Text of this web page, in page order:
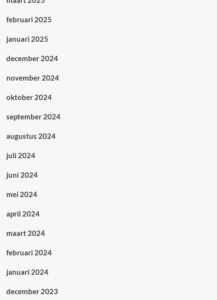
februari 2025
januari 2025
december 2024
november 2024
oktober 2024
september 2024
augustus 2024
juli 2024
juni 2024
mei 2024
april 2024
maart 2024
februari 2024
januari 2024
december 2023